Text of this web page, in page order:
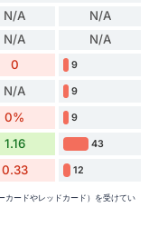
N/A N/A
N/A N/A
0 9
N/A 9
0% 9
1.16 43
0.33 12
カードやレッドカード）を受けてい